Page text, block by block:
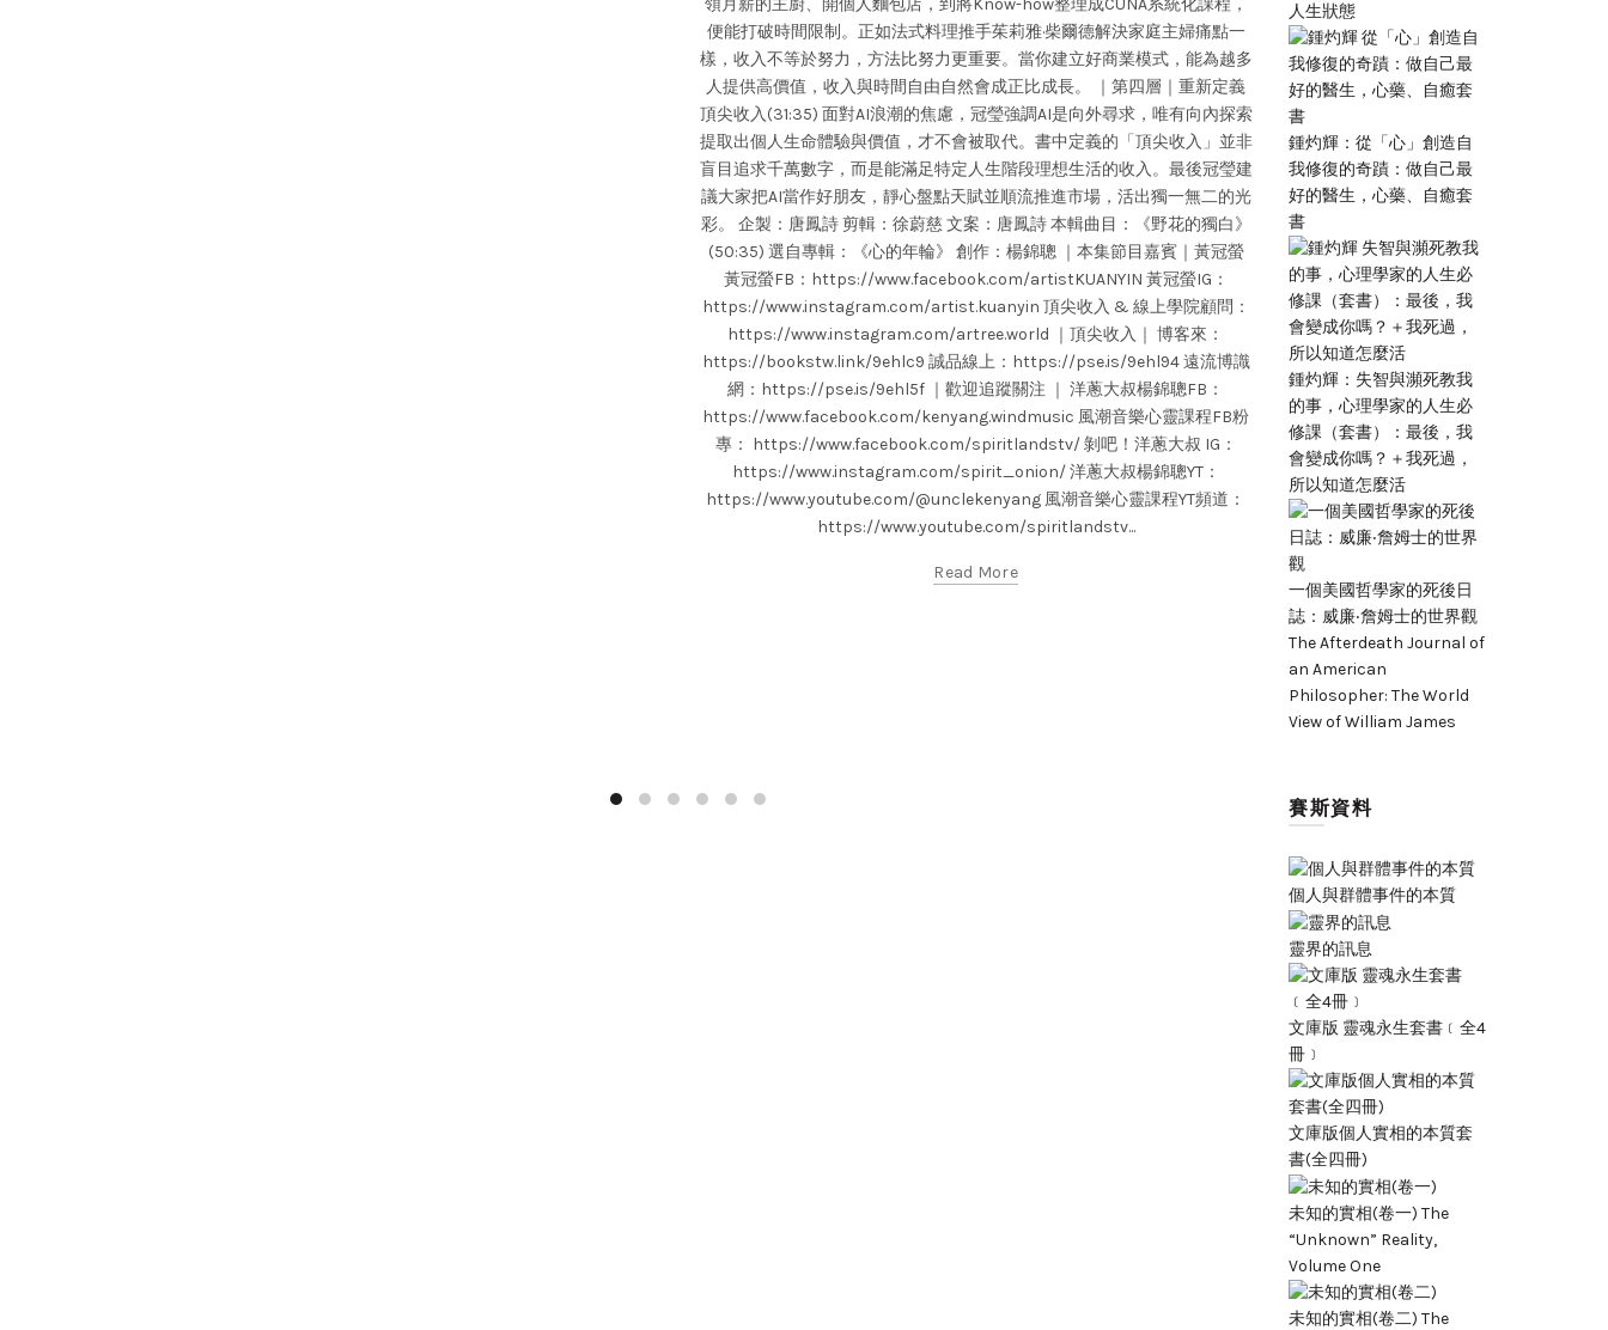
便能打破時間限制。正如法式料理推手茱莉雅·柴爾德解決家庭主婦痛點一
樣，收入不等於努力，方法比努力更重要。當你建立好商業模式，能為越多
人提供高價值，收入與時間自由自然會成正比成長。 ｜第四層｜重新定義
頂尖收入(31:35) 面對AI浪潮的焦慮，冠瑩強調AI是向外尋求，唯有向內探索
提取出個人生命體驗與價值，才不會被取代。書中定義的「頂尖收入」並非
盲目追求千萬數字，而是能滿足特定人生階段理想生活的收入。最後冠瑩建
議大家把AI當作好朋友，靜心盤點天賦並順流推進市場，活出獨一無二的光
彩。 企製：唐鳳詩 剪輯：徐蔚慈 文案：唐鳳詩 本輯曲目：《野花的獨白》
(50:35) 選自專輯：《心的年輪》 創作：楊錦聰 ｜本集節目嘉賓｜黃冠螢
黃冠螢FB：https://www.facebook.com/artistKUANYIN 黃冠螢IG：
https://www.instagram.com/artist.kuanyin 頂尖收入 & 線上學院顧問：
https://www.instagram.com/artree.world ｜頂尖收入｜ 博客來：
https://bookstw.link/9ehlc9 誠品線上：https://pse.is/9ehl94 遠流博識
網：https://pse.is/9ehl5f ｜歡迎追蹤關注 ｜ 洋蔥大叔楊錦聰FB：
https://www.facebook.com/kenyang.windmusic 風潮音樂心靈課程FB粉
專： https://www.facebook.com/spiritlandstv/ 剝吧！洋蔥大叔 IG：
https://www.instagram.com/spirit_onion/ 洋蔥大叔楊錦聰YT：
https://www.youtube.com/@unclekenyang 風潮音樂心靈課程YT頻道：
https://www.youtube.com/spiritlandstv...
Read More
人生狀態
鍾灼輝：從「心」創造自
我修復的奇蹟：做自己最
好的醫生，心藥、自癒套
書
鍾灼輝：失智與瀕死教我
的事，心理學家的人生必
修課（套書）：最後，我
會變成你嗎？＋我死過，
所以知道怎麼活
一個美國哲學家的死後日
誌：威廉‧詹姆士的世界觀
The Afterdeath Journal of
an American
Philosopher: The World
View of William James
賽斯資料
個人與群體事件的本質
靈界的訊息
文庫版 靈魂永生套書﹝全4
冊﹞
文庫版個人實相的本質套
書(全四冊)
未知的實相(卷一) The
“Unknown” Reality,
Volume One
未知的實相(卷二) The